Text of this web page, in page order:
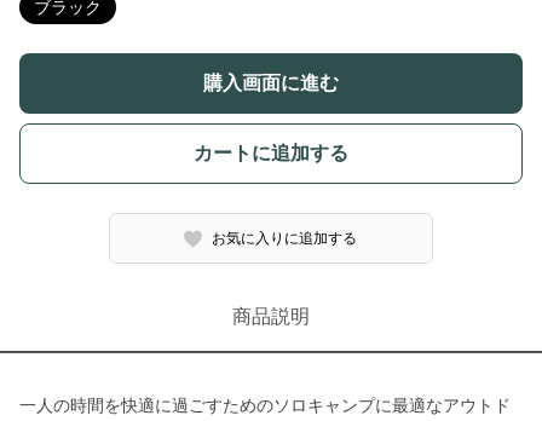
ブラック
購入画面に進む
カートに追加する
お気に入りに追加する
商品説明
一人の時間を快適に過ごすためのソロキャンプに最適なアウトド